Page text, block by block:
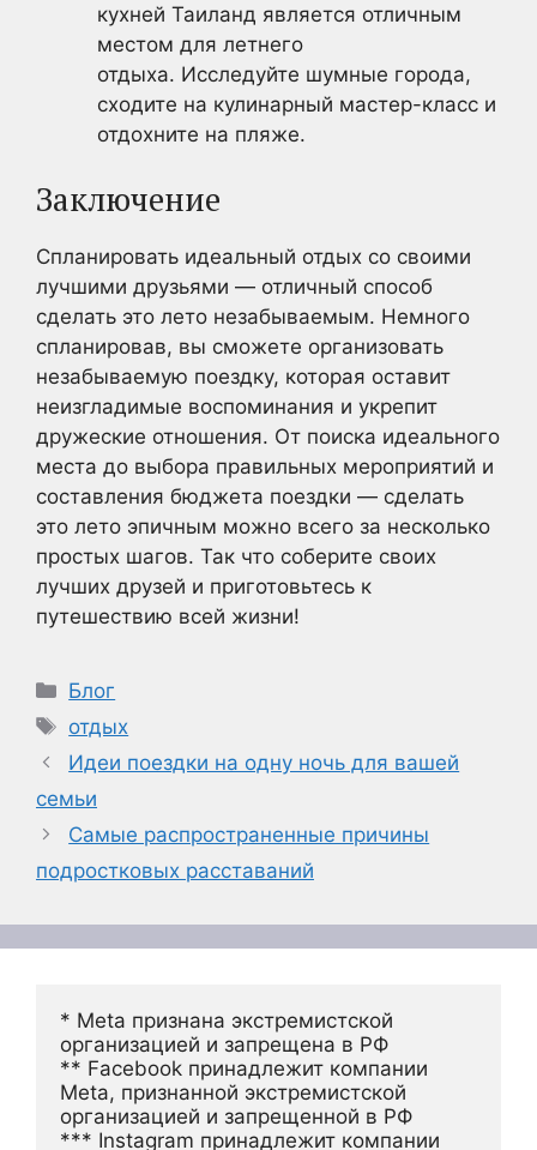
кухней Таиланд является отличным
местом для летнего
отдыха. Исследуйте шумные города,
сходите на кулинарный мастер-класс и
отдохните на пляже.
Заключение
Спланировать идеальный отдых со своими
лучшими друзьями — отличный способ
сделать это лето незабываемым. Немного
спланировав, вы сможете организовать
незабываемую поездку, которая оставит
неизгладимые воспоминания и укрепит
дружеские отношения. От поиска идеального
места до выбора правильных мероприятий и
составления бюджета поездки — сделать
это лето эпичным можно всего за несколько
простых шагов. Так что соберите своих
лучших друзей и приготовьтесь к
путешествию всей жизни!
Рубрики
Блог
Метки
отдых
Идеи поездки на одну ночь для вашей
семьи
Самые распространенные причины
подростковых расставаний
* Meta признана экстремистской
организацией и запрещена в РФ
** Facebook принадлежит компании
Meta, признанной экстремистской
организацией и запрещенной в РФ
*** Instagram принадлежит компании